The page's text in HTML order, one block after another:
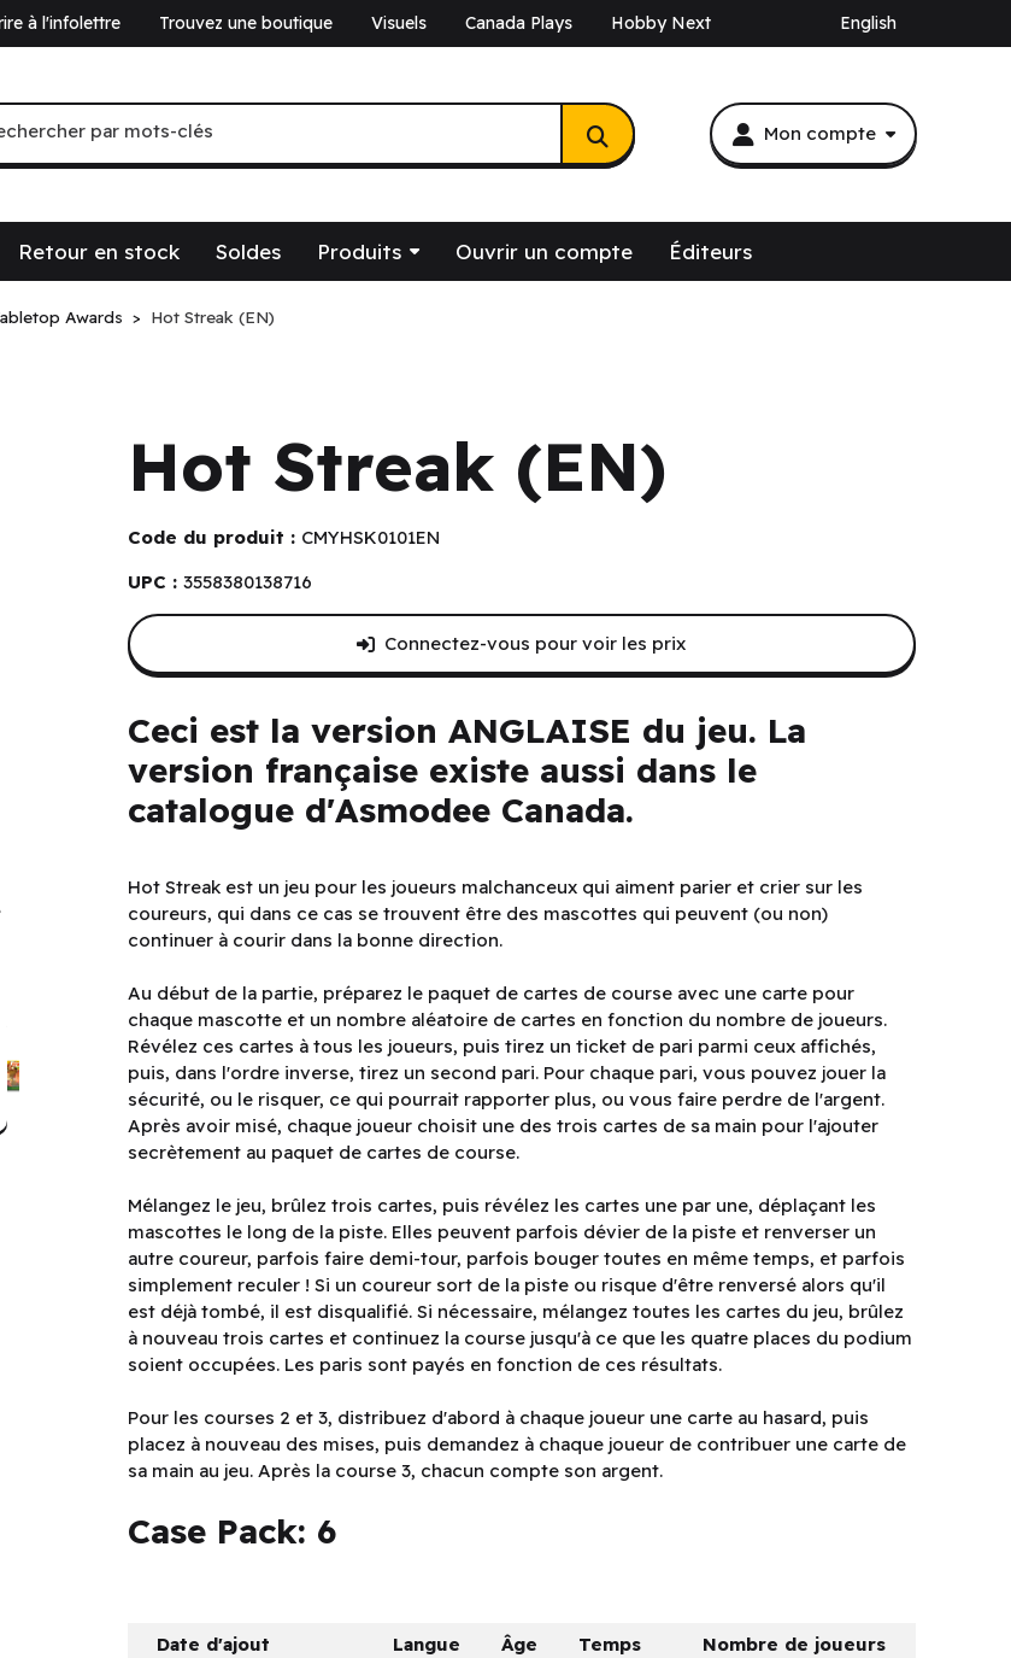
à l'infolettre Trouvez une boutique Visuels Canada Plays Hobby Next English
Mon compte
par mots-clés
par mots-clés
Retour en stock Soldes Produits Ouvrir un compte Éditeurs
Awards Hot Streak (EN)
Hot Streak (EN)
Code du produit : CMYHSK0101EN
UPC : 3558380138716
Ceci est la version ANGLAISE du jeu. La
version française existe aussi dans le
catalogue d'Asmodee Canada.
Hot Streak est un jeu pour les joueurs malchanceux qui aiment parier et crier sur les
coureurs, qui dans ce cas se trouvent être des mascottes qui peuvent (ou non)
continuer à courir dans la bonne direction.
Au début de la partie, préparez le paquet de cartes de course avec une carte pour
chaque mascotte et un nombre aléatoire de cartes en fonction du nombre de joueurs.
Révélez ces cartes à tous les joueurs, puis tirez un ticket de pari parmi ceux affichés,
puis, dans l'ordre inverse, tirez un second pari. Pour chaque pari, vous pouvez jouer la
sécurité, ou le risquer, ce qui pourrait rapporter plus, ou vous faire perdre de l'argent.
Après avoir misé, chaque joueur choisit une des trois cartes de sa main pour l'ajouter
secrètement au paquet de cartes de course.
Mélangez le jeu, brûlez trois cartes, puis révélez les cartes une par une, déplaçant les
mascottes le long de la piste. Elles peuvent parfois dévier de la piste et renverser un
autre coureur, parfois faire demi-tour, parfois bouger toutes en même temps, et parfois
simplement reculer ! Si un coureur sort de la piste ou risque d'être renversé alors qu'il
est déjà tombé, il est disqualifié. Si nécessaire, mélangez toutes les cartes du jeu, brûlez
à nouveau trois cartes et continuez la course jusqu'à ce que les quatre places du podium
soient occupées. Les paris sont payés en fonction de ces résultats.
Pour les courses 2 et 3, distribuez d'abord à chaque joueur une carte au hasard, puis
placez à nouveau des mises, puis demandez à chaque joueur de contribuer une carte de
sa main au jeu. Après la course 3, chacun compte son argent.
Case Pack: 6
Connectez-vous pour voir les prix
Date d'ajout
Langue
Âge
Temps
Nombre de joueurs